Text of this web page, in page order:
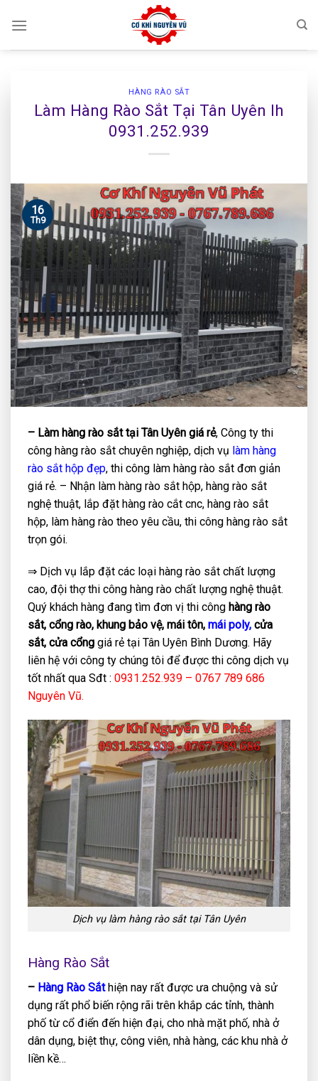
HÀNG RÀO SẮT
Làm Hàng Rào Sắt Tại Tân Uyên lh
0931.252.939
16
Th9
– Làm hàng rào sắt tại Tân Uyên giá rẻ, Công ty thi
công hàng rào sắt chuyên nghiệp, dịch vụ làm hàng
rào sắt hộp đẹp, thi công làm hàng rào sắt đơn giản
giá rẻ. – Nhận làm hàng rào sắt hộp, hàng rào sắt
nghệ thuật, lắp đặt hàng rào cắt cnc, hàng rào sắt
hộp, làm hàng rào theo yêu cầu, thi công hàng rào sắt
trọn gói.
⇒ Dịch vụ lắp đặt các loại hàng rào sắt chất lượng
cao, đội thợ thi công hàng rào chất lượng nghệ thuật.
Quý khách hàng đang tìm đơn vị thi công hàng rào
sắt, cổng rào, khung bảo vệ, mái tôn, mái poly, cửa
sắt, cửa cổng giá rẻ tại Tân Uyên Bình Dương. Hãy
liên hệ với công ty chúng tôi để được thi công dịch vụ
tốt nhất qua Sđt : 0931.252.939 – 0767 789 686
Nguyên Vũ.
Dịch vụ làm hàng rào sắt tại Tân Uyên
Hàng Rào Sắt
– Hàng Rào Sắthiện nay rất được ưa chuộng và sử
dụng rất phổ biến rộng rãi trên khắp các tỉnh, thành
phố từ cổ điển đến hiện đại, cho nhà mặt phố, nhà ở
dân dụng, biệt thự, công viên, nhà hàng, các khu nhà ở
liền kề…